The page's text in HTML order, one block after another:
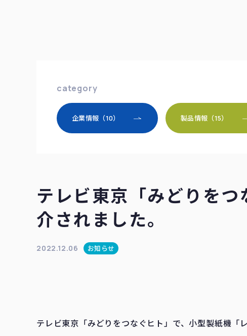
category
企業情報（10） 製品情報（15）
テレビ東京「みどりを
介されました。
2022.12.06 お知らせ
テレビ東京「みどりをつなぐヒト」で、小型製紙機「